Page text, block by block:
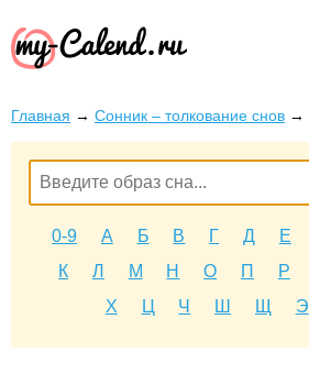
Главная → Сонник – толкование снов →
0-9 А Б В Г Д Е
К
Л М Н О П Р
Х
Ц Ч Ш Щ Э